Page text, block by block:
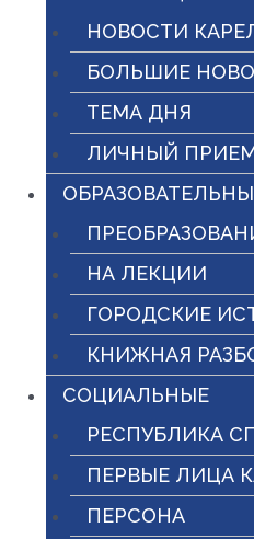
НОВОСТИ
БОЛЬШИЕ
ТЕМА ДНЯ
ЛИЧНЫЙ
НА ЛЕКЦИИ
ГОРОДСКИЕ
КНИЖНАЯ
СОЦИАЛЬНЫЕ
РЕСПУБЛИКА
ПЕРВЫЕ ЛИЦА
ПЕРСОНА